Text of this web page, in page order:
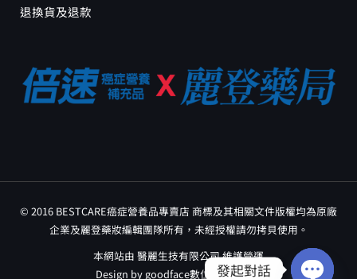
退換貨及退款
© 2016 BESTCARE癌症營養品專賣店 商標及其相關文件版權均為原廠
企業及麗登藥妝編輯團隊所有，未經授權請勿拷貝使用。
本網站由 醫麗生技有限公司 維護營運
Design by goodface數位行銷工作室
發起對話